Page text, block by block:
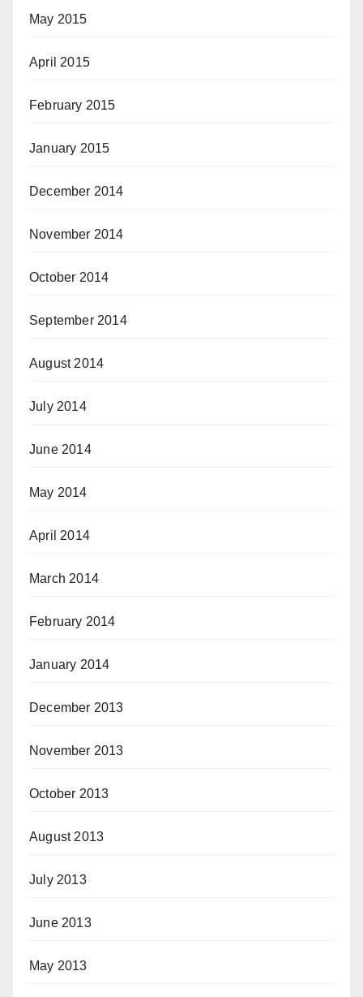
May 2015
April 2015
February 2015
January 2015
December 2014
November 2014
October 2014
September 2014
August 2014
July 2014
June 2014
May 2014
April 2014
March 2014
February 2014
January 2014
December 2013
November 2013
October 2013
August 2013
July 2013
June 2013
May 2013